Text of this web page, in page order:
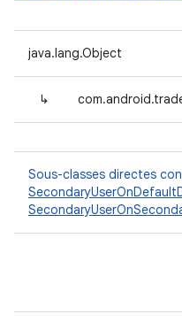
java.lang.Object
↳
Sous-classes directes